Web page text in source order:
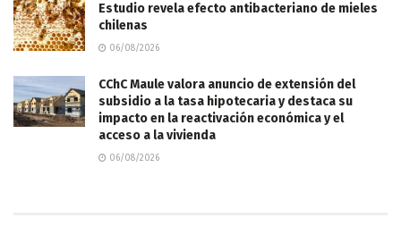
Estudio revela efecto antibacteriano de mieles
chilenas
06/08/2026
CChC Maule valora anuncio de extensión del
subsidio a la tasa hipotecaria y destaca su
impacto en la reactivación económica y el
acceso a la vivienda
06/08/2026